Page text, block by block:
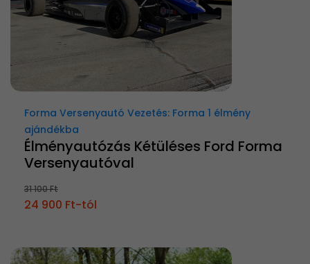
Forma Versenyautó Vezetés: Forma 1 élmény
ajándékba
Élményautózás Kétüléses Ford Forma
Versenyautóval
31 100 Ft
24 900 Ft-tól